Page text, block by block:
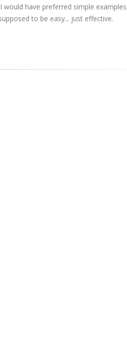
have preferred simple
to be easy... just effective.